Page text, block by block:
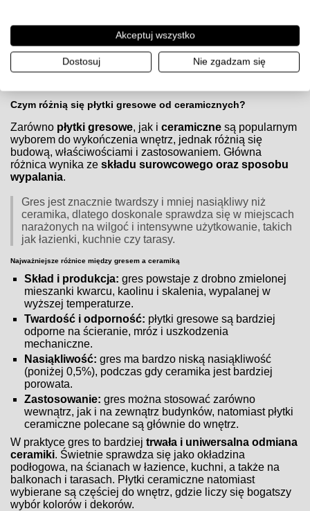
czasy schnięcia.
Czym różnią się płytki gresowe od ceramicznych?
Czym różnią się płytki gresowe od ceramicznych?
Zarówno płytki gresowe, jak iceramiczne są popularnym
wyborem do wykończenia wnętrz, jednak różnią się
budową, właściwościami i zastosowaniem. Główna
różnica wynika zeskładu surowcowego oraz sposobu
wypalania.
Gres jest znacznie twardszy i mniej nasiąkliwy niż
ceramika, dlatego doskonale sprawdza się w miejscach
narażonych na wilgoć i intensywne użytkowanie, takich
jak łazienki, kuchnie czy tarasy.
Najważniejsze różnice między gresem a ceramiką
Skład i produkcja: gres powstaje z drobno zmielonej
mieszanki kwarcu, kaolinu i skalenia, wypalanej w
wyższej temperaturze.
Twardość i odporność: płytki gresowe są bardziej
odporne na ścieranie, mróz i uszkodzenia
mechaniczne.
Nasiąkliwość: gres ma bardzo niską nasiąkliwość
(poniżej 0,5%), podczas gdy ceramika jest bardziej
porowata.
Zastosowanie: gres można stosować zarówno
wewnątrz, jak i na zewnątrz budynków, natomiast płytki
ceramiczne polecane są głównie do wnętrz.
W praktyce gres to bardziejtrwała i uniwersalna odmiana
ceramiki. Świetnie sprawdza się jako okładzina
podłogowa, na ścianach w łazience, kuchni, a także na
balkonach i tarasach. Płytki ceramiczne natomiast
wybierane są częściej do wnętrz, gdzie liczy się bogatszy
wybór kolorów i dekorów.
Akceptuj wszystko
Dostosuj Nie zgadzam się